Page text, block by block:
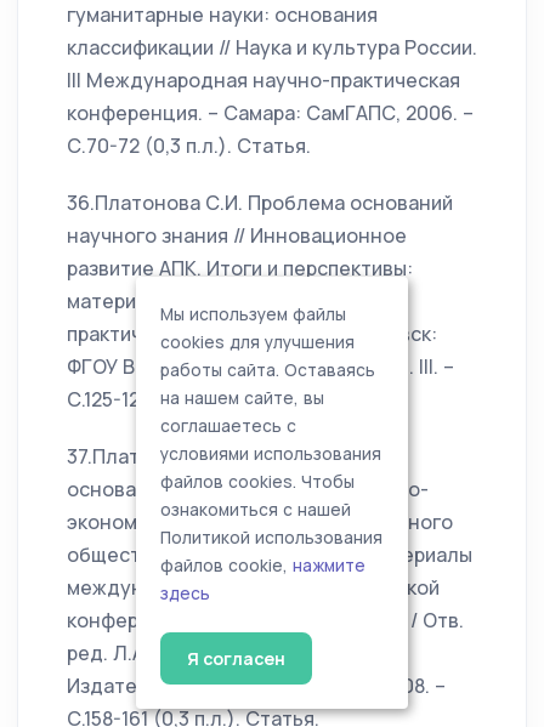
гуманитарные науки: основания
классификации // Наука и культура России.
III Международная научно-практическая
конференция. – Самара: СамГАПС, 2006. –
С.70-72 (0,3 п.л.). Статья.
36.Платонова С.И. Проблема оснований
научного знания // Инновационное
развитие АПК. Итоги и перспективы:
материалы Всероссийской научно-
практической конференции. – Ижевск:
ФГОУ ВПО Ижевская ГСХА, 2007. – Т. III. –
С.125-129 (0,25 п.л.). Статья.
37.Платонова С.И. Философские
основания социологии // Социально-
экономическое развитие современного
общества в условиях реформ: Материалы
международной научно-практической
конференции. – В 3-х частях. – Ч. 2. / Отв.
ред. Л.А. Тягунова. – Саратов:
Издательство «Научная книга», 2008. –
С.158-161 (0,3 п.л.). Статья.
Мы используем файлы
cookies для улучшения
работы сайта. Оставаясь
на нашем сайте, вы
соглашаетесь с
условиями использования
файлов cookies. Чтобы
ознакомиться с нашей
Политикой использования
файлов cookie, нажмите
здесь
Я согласен